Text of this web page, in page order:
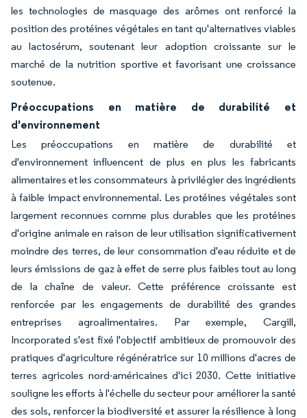
les technologies de masquage des arômes ont renforcé la
position des protéines végétales en tant qu'alternatives viables
au lactosérum, soutenant leur adoption croissante sur le
marché de la nutrition sportive et favorisant une croissance
soutenue.
Préoccupations en matière de durabilité et
d'environnement
Les préoccupations en matière de durabilité et
d'environnement influencent de plus en plus les fabricants
alimentaires et les consommateurs à privilégier des ingrédients
à faible impact environnemental. Les protéines végétales sont
largement reconnues comme plus durables que les protéines
d'origine animale en raison de leur utilisation significativement
moindre des terres, de leur consommation d'eau réduite et de
leurs émissions de gaz à effet de serre plus faibles tout au long
de la chaîne de valeur. Cette préférence croissante est
renforcée par les engagements de durabilité des grandes
entreprises agroalimentaires. Par exemple, Cargill,
Incorporated s'est fixé l'objectif ambitieux de promouvoir des
pratiques d'agriculture régénératrice sur 10 millions d'acres de
terres agricoles nord-américaines d'ici 2030. Cette initiative
souligne les efforts à l'échelle du secteur pour améliorer la santé
des sols, renforcer la biodiversité et assurer la résilience à long